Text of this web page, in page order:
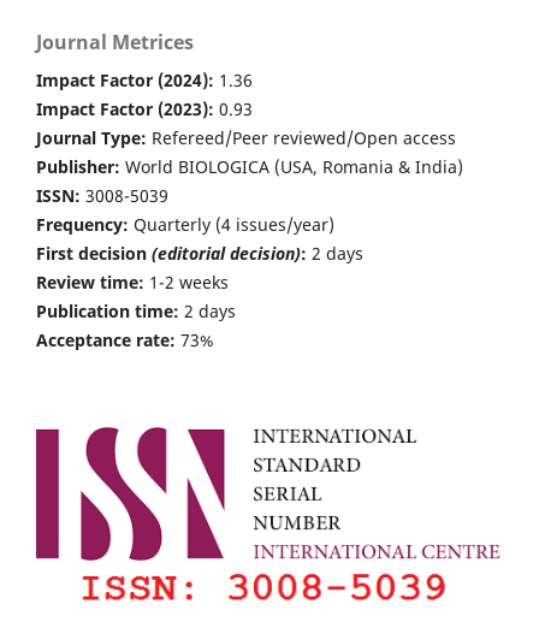
Journal Metrices
Impact Factor (2024): 1.36
Impact Factor (2023): 0.93
Journal Type: Refereed/Peer reviewed/Open access
Publisher: World BIOLOGICA (USA, Romania & India)
ISSN: 3008-5039
Frequency: Quarterly (4 issues/year)
First decision (editorial decision): 2 days
Review time: 1-2 weeks
Publication time: 2 days
Acceptance rate: 73%